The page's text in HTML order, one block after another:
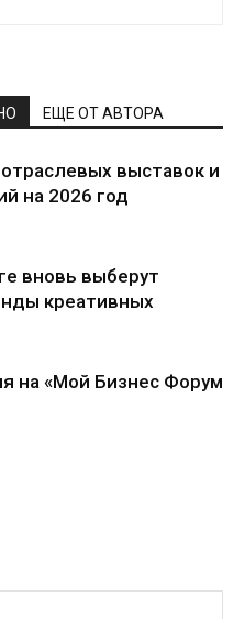
ЕЩЕ ОТ АВТОРА
выставок и
на 2026 год
вновь выберут
креативных
на «Мой Бизнес Форум